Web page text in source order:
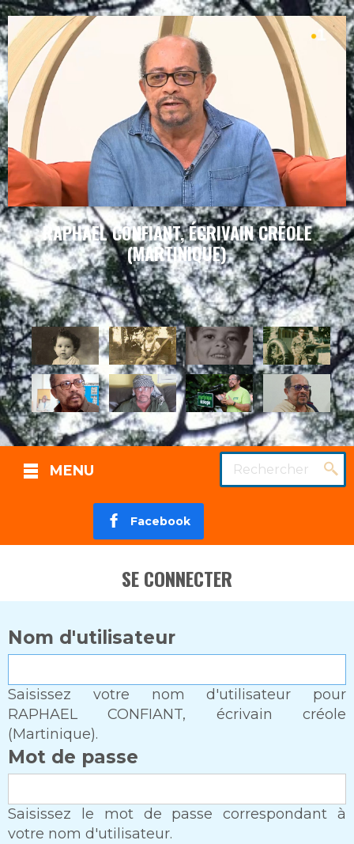
RAPHAEL CONFIANT, ÉCRIVAIN CRÉOLE
(MARTINIQUE)
MENU Rechercher
Facebook
SE CONNECTER
Nom d'utilisateur
Saisissez votre nom d'utilisateur pour
RAPHAEL CONFIANT, écrivain créole
(Martinique).
Mot de passe
Saisissez le mot de passe correspondant à
votre nom d'utilisateur.